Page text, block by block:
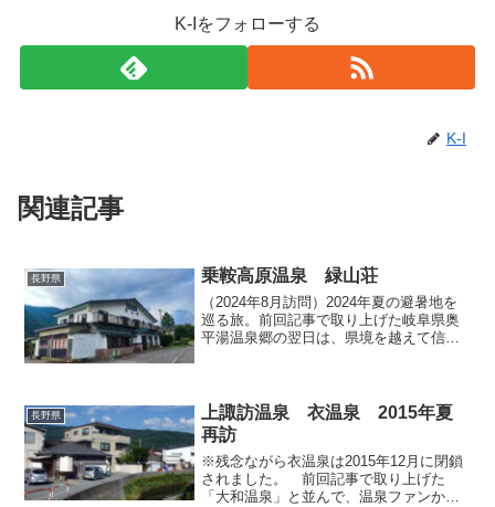
K-Iをフォローする
K-I
関連記事
長野県 乗鞍高原温泉 緑山荘
（2024年8月訪問）2024年夏の避暑地を
巡る旅。前回記事で取り上げた岐阜県奥
平湯温泉郷の翌日は、県境を越えて信州
れる宿は少なく、...
長野県
上諏訪温泉 衣温泉 2015年夏
再訪
※残念ながら衣温泉は2015年12月に閉鎖
されました。 前回記事で取り上げた
「大和温泉」と並んで、温泉ファンから